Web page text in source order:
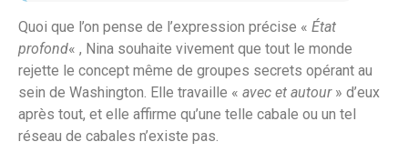
Quoi que l’on pense de l’expression précise « État
profond« , Nina souhaite vivement que tout le monde
rejette le concept même de groupes secrets opérant au
sein de Washington. Elle travaille « avec et autour» d’eux
après tout, et elle affirme qu’une telle cabale ou un tel
réseau de cabales n’existe pas.